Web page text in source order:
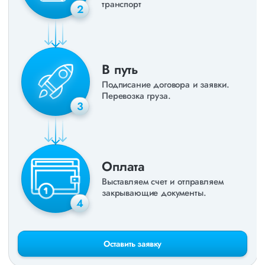
2
транспорт
3
В путь
Подписание договора и заявки.
Перевозка груза.
4
Оплата
Выставляем счет и отправляем
закрывающие документы.
Оставить заявку